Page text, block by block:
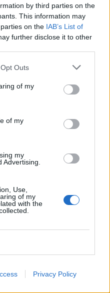
by third parties on the
This information may
on the IAB’s List of
further disclose it to other
Outs
of my
of my
my
Advertising.
Use,
of my
with the
Privacy Policy
τον
6ης